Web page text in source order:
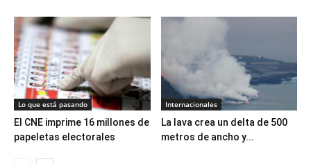
Lo que está pasando
El CNE imprime 16 millones de
papeletas electorales
Internacionales
La lava crea un delta de 500
metros de ancho y...